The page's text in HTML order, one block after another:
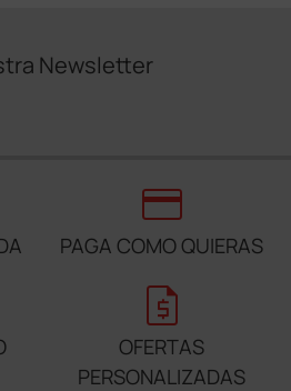
Newsletter
credit_card
PAGA COMO QUIERAS
request_quote
OFERTAS
PERSONALIZADAS